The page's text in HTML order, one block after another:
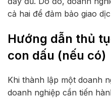
cả hai để đảm bảo giao
Hướng dẫn thủ
con dấu (nếu có)
Khi thành lập một doanh
doanh nghiệp cần tiến